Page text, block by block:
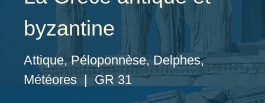
byzantine
Attique, Péloponnèse, Delphes,
Météores | GR 31